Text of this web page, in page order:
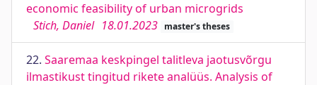
economic feasibility of urban microgrids
Stich, Daniel 18.01.2023 master's theses
22. Saaremaa keskpingel talitleva jaotusvõrgu
ilmastikust tingitud rikete analüüs. Analysis of